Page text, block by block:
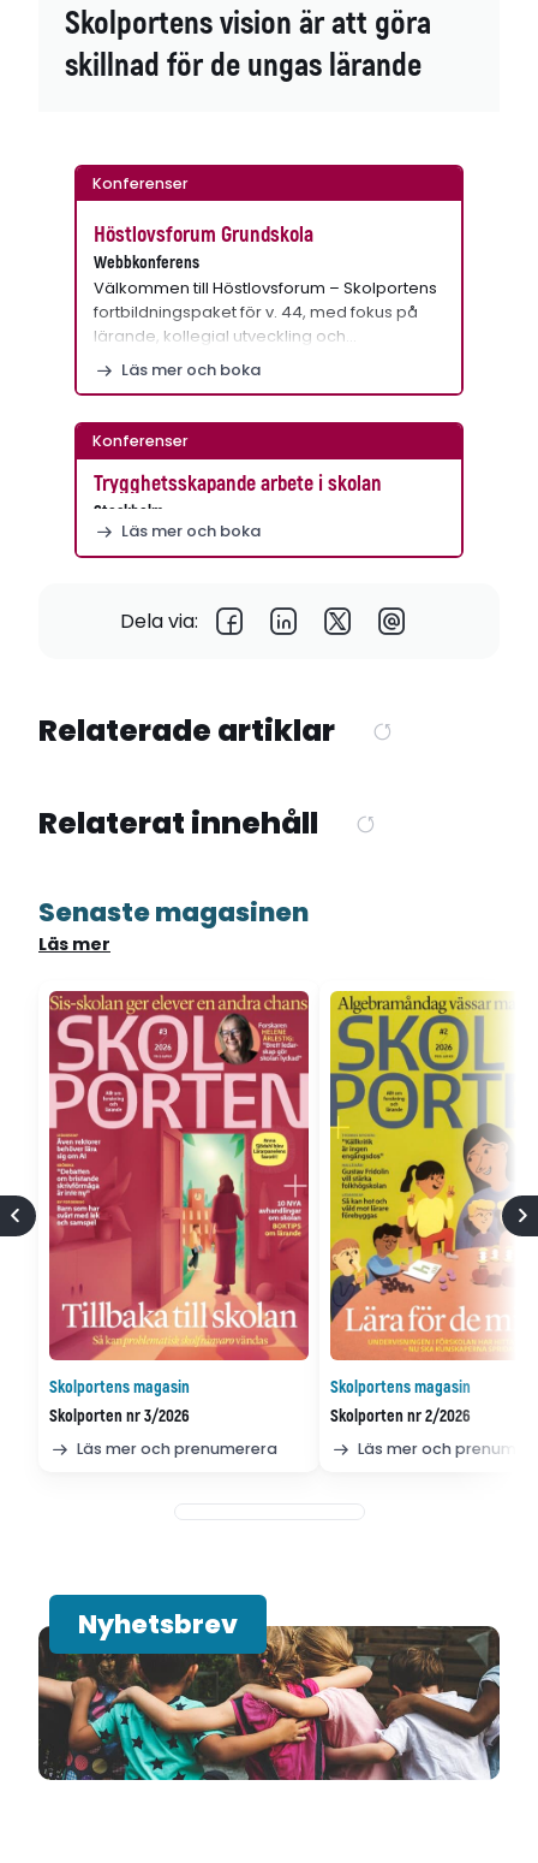
Skolportens vision är att göra
skillnad för de ungas lärande
Konferenser
Höstlovsforum Grundskola
Webbkonferens
Välkommen till Höstlovsforum – Skolportens
fortbildningspaket för v. 44, med fokus på
lärande, kollegial utveckling och…
Läs mer och boka
Konferenser
Trygghetsskapande arbete i skolan
Stockholm
Läs mer och boka
Dela via:
Relaterade artiklar
Relaterat innehåll
Senaste magasinen
Läs mer
Skolportens magasin
Skolporten nr 3/2026
Läs mer och prenumerera
Skolportens magasin
Skolporten nr 2/2026
Läs mer och
Nyhetsbrev